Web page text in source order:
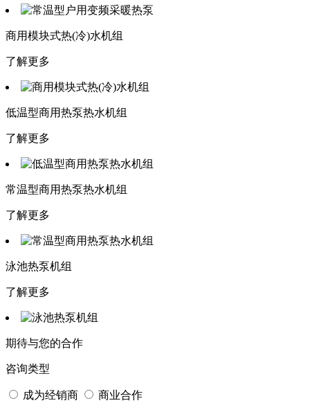
商用模块式热(冷)水机组
了解更多
低温型商用热泵热水机组
了解更多
常温型商用热泵热水机组
了解更多
泳池热泵机组
了解更多
期待与您的合作
咨询类型
成为经销商 商业合作